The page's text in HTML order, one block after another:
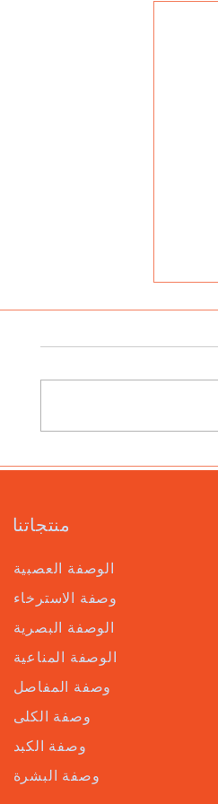
منتجاتنا
الوصفة العصبية
وصفة الاسترخاء
الوصفة البصرية
الوصفة المناعية
وصفة المفاصل
وصفة الكلى
وصفة الكبد
وصفة البشرة